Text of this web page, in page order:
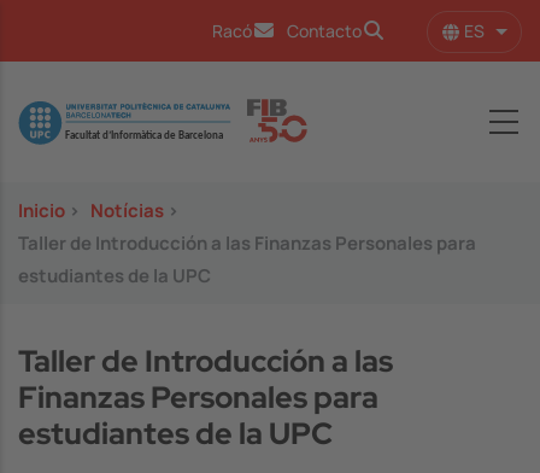
Racó Contacto ES
Image
Inicio > Notícias >
Taller de Introducción a las Finanzas Personales para
estudiantes de la UPC
Taller de Introducción a las
Finanzas Personales para
estudiantes de la UPC